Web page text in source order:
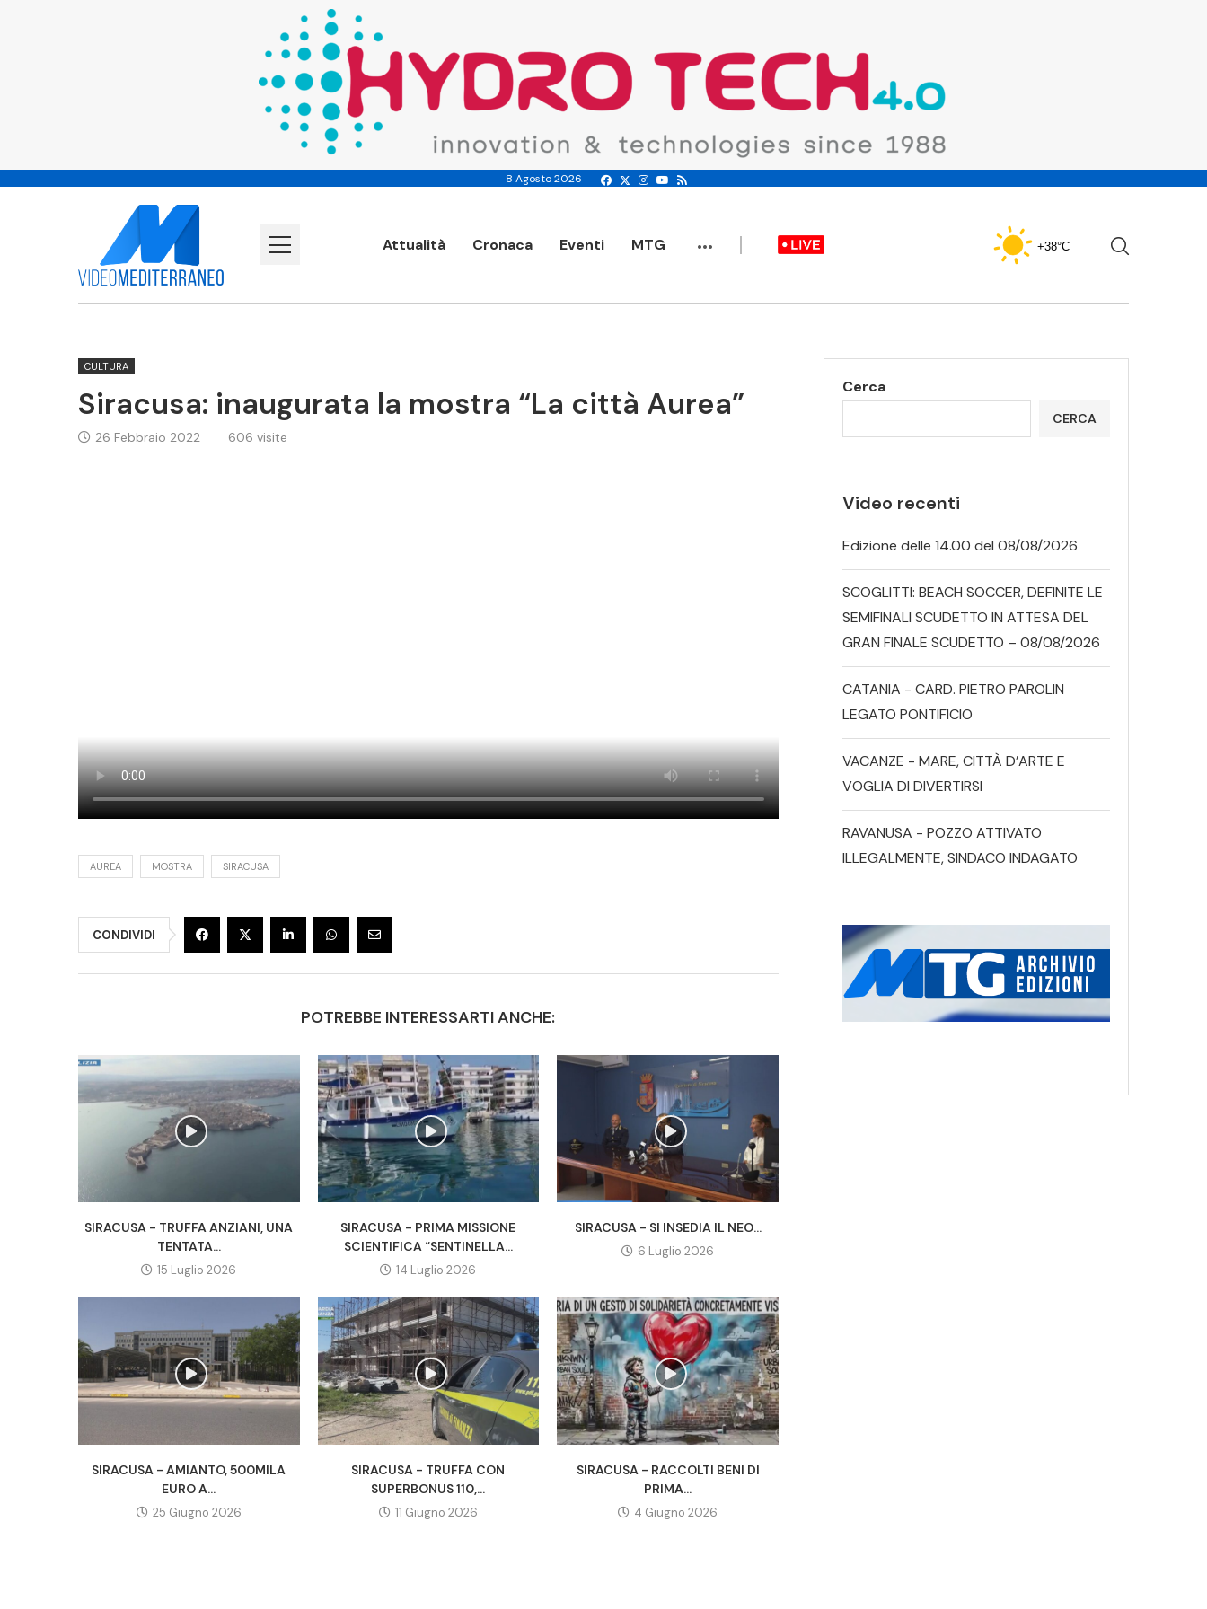
8 Agosto 2026
Attualità Cronaca Eventi MTG ... +38°C
CULTURA
Siracusa: inaugurata la mostra “La città Aurea”
26 Febbraio 2022 606 visite
AUREA MOSTRA SIRACUSA
CONDIVIDI
POTREBBE INTERESSARTI ANCHE:
SIRACUSA - TRUFFA ANZIANI, UNA
TENTATA...
15 Luglio 2026
SIRACUSA - PRIMA MISSIONE
SCIENTIFICA “SENTINELLA...
14 Luglio 2026
SIRACUSA - SI INSEDIA IL NEO...
6 Luglio 2026
SIRACUSA - AMIANTO, 500MILA
EURO A...
25 Giugno 2026
SIRACUSA - TRUFFA CON
SUPERBONUS 110,...
11 Giugno 2026
SIRACUSA - RACCOLTI BENI DI
PRIMA...
4 Giugno 2026
Cerca
CERCA
Video recenti
Edizione delle 14.00 del 08/08/2026
SCOGLITTI: BEACH SOCCER, DEFINITE LE
SEMIFINALI SCUDETTO IN ATTESA DEL
GRAN FINALE SCUDETTO – 08/08/2026
CATANIA - CARD. PIETRO PAROLIN
LEGATO PONTIFICIO
VACANZE - MARE, CITTÀ D’ARTE E
VOGLIA DI DIVERTIRSI
RAVANUSA - POZZO ATTIVATO
ILLEGALMENTE, SINDACO INDAGATO